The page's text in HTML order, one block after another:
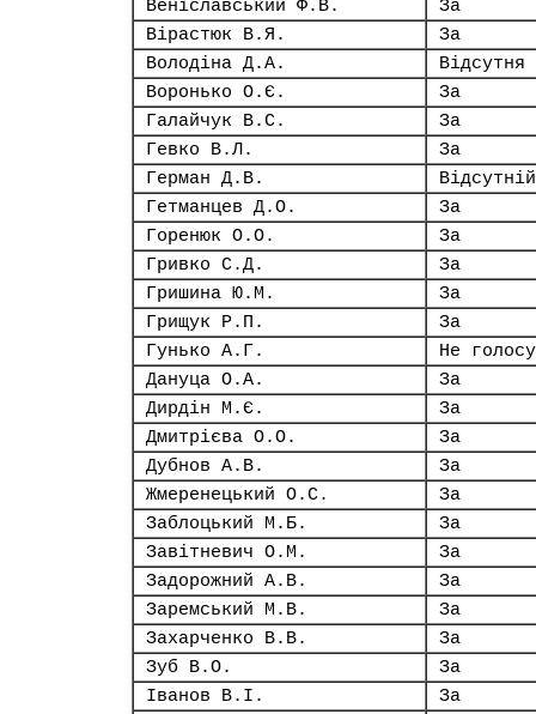
Веніславський Ф.В.
За
Вірастюк В.Я.
За
Володіна Д.А.
Відсутня
Воронько О.Є.
За
Галайчук В.С.
За
Гевко В.Л.
За
Герман Д.В.
Відсутній
Гетманцев Д.О.
За
Горенюк О.О.
За
Гривко С.Д.
За
Гришина Ю.М.
За
Грищук Р.П.
За
Гунько А.Г.
Не
Дануца О.А.
За
Дирдін М.Є.
За
Дмитрієва О.О.
За
Дубнов А.В.
За
Жмеренецький О.С.
За
Заблоцький М.Б.
За
Завітневич О.М.
За
Задорожний А.В.
За
Заремський М.В.
За
Захарченко В.В.
За
Зуб В.О.
За
Іванов В.І.
За